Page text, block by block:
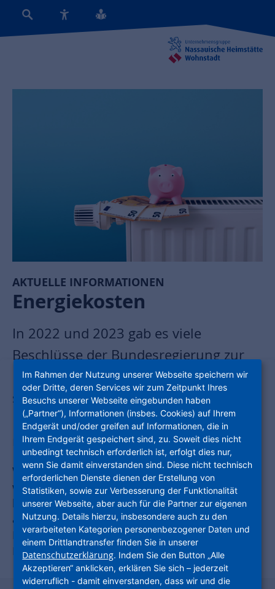
AKTUELLE INFORMATIONEN
Energiekosten
In 2022 und 2023 gab es viele
Beschlüsse der Bundesregierung zur
Reduzierung Ihrer Energiekosten. Das
sind Themen, die direkten Einfluss auf
Ihre Heizkostenabrechnungen in den
nächsten Jahren haben werden.
Wir möchten Ihnen nach und nach die
wichtigsten Begriffe näher erläutern. Damit Sie
bei der Vorlage der Heizkostenabrechnung über
alle Informationen verfügen, die Sie benötigen.
Dann können Sie die vorgenommenen
Berechnungen besser verstehen.
Im Rahmen der Nutzung unserer Webseite speichern wir
oder Dritte, deren Services wir zum Zeitpunkt Ihres
Besuchs unserer Webseite eingebunden haben
(„Partner“), Informationen (insbes. Cookies) auf Ihrem
Endgerät und/oder greifen auf Informationen, die in
Ihrem Endgerät gespeichert sind, zu. Soweit dies nicht
unbedingt technisch erforderlich ist, erfolgt dies nur,
wenn Sie damit einverstanden sind. Diese nicht technisch
erforderlichen Dienste dienen der Erstellung von
Statistiken, sowie zur Verbesserung der Funktionalität
unserer Webseite, aber auch für die Partner zur eigenen
Nutzung. Details hierzu, insbesondere auch zu den
verarbeiteten Kategorien personenbezogener Daten und
einem Drittlandtransfer finden Sie in unserer
Datenschutzerklärung. Indem Sie den Button „Alle
Akzeptieren“ anklicken, erklären Sie sich – jederzeit
widerruflich - damit einverstanden, dass wir und die